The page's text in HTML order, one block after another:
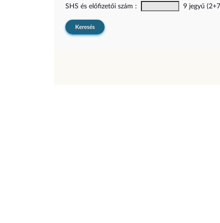
SHS és előfizetői szám : 9 jegyű
Keresés